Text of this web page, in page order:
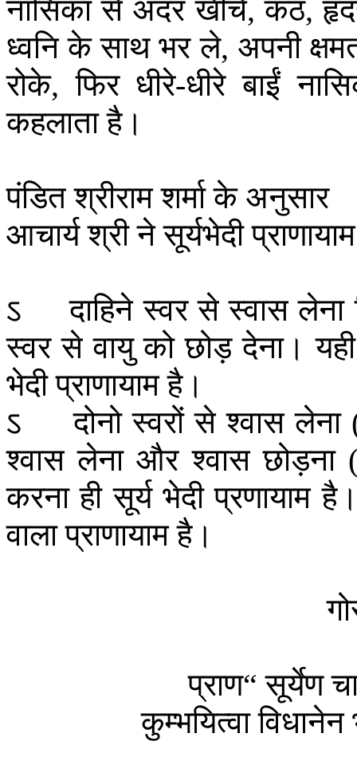
नासिका से अंदर खींचे,कंठ,
ध्वनि के साथ भर ले, अपनी
रोके,फिर धीरे-धीरे बाईं
कहलाता है।
पंडित श्रीराम शर्मा के अनुसार
आचार्य श्री ने सूर्यभेदी प्राणायाम
ऽ दाहिने स्वर से स्वास लेना
स्वर से वायु को छोड़ देना। यही
भेदी प्राणायाम है।
ऽ
दोनो स्वरों से श्वास लेना
श्वास लेना और श्वास छोड़ना
करना ही सूर्य भेदी प्रणायाम
वाला प्राणायाम है।
प्राण“सूर्येण
कुम्भयित्वा विधानेन